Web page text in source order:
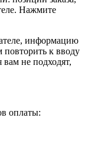
Нажмите
информацию
повторить к вводу
не подходят,
оплаты: